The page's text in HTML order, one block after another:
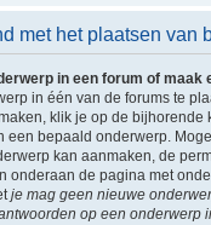
met het plaatsen van
in een forum of maak
in één van de forums te
klik je op de bijhorende
een bepaald onderwerp.
kan aanmaken, de
onderaan de pagina met
je mag geen nieuwe
op een onderwerp